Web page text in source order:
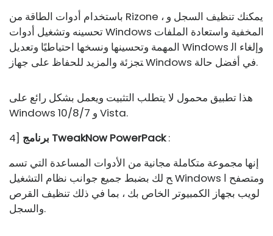
باستخدام أدوات الطاقة من Rizone ، يمكنك تنظيف السجل و
تحسينه وتشغيل أدوات Windows المخفية واستعادة الملفات
المهمة وتحسينها ونسخها احتياطيًا وتعديل Windows وإلغاء ال
تجزئة والمزيد للحفاظ على جهاز Windows في أفضل حالة.
هذا تطبيق محمول لا يتطلب التثبيت ويعمل بشكل رائع على
Windows 10/8/7 و Vista.
4]
برنامج TweakNow PowerPack:
إنها مجموعة متكاملة مجانية من الأدوات المساعدة التي تسم
ح لك بضبط جميع جوانب نظام التشغيل Windows ومتصفح ا
لويب بجهاز الكمبيوتر الخاص بك ، بما في ذلك تنظيف القرص
والسجل.